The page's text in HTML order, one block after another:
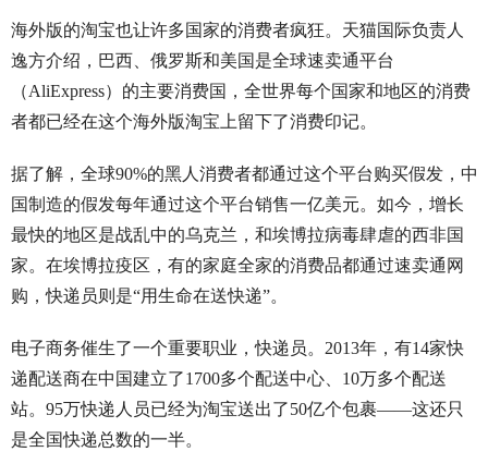
海外版的淘宝也让许多国家的消费者疯狂。天猫国际负责人
逸方介绍，巴西、俄罗斯和美国是全球速卖通平台
（AliExpress）的主要消费国，全世界每个国家和地区的消费
者都已经在这个海外版淘宝上留下了消费印记。
据了解，全球90%的黑人消费者都通过这个平台购买假发，中
国制造的假发每年通过这个平台销售一亿美元。如今，增长
最快的地区是战乱中的乌克兰，和埃博拉病毒肆虐的西非国
家。在埃博拉疫区，有的家庭全家的消费品都通过速卖通网
购，快递员则是“用生命在送快递”。
电子商务催生了一个重要职业，快递员。2013年，有14家快
递配送商在中国建立了1700多个配送中心、10万多个配送
站。95万快递人员已经为淘宝送出了50亿个包裹——这还只
是全国快递总数的一半。